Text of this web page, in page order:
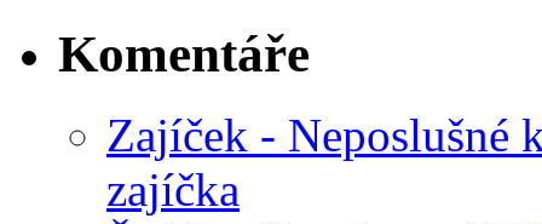
Komentáře
Zajíček - Neposlušné
zajíčka